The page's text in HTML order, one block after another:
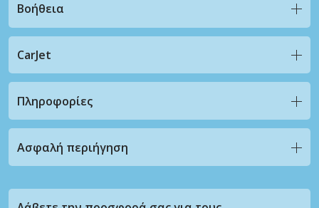
Βοήθεια
CarJet
Πληροφορίες
Ασφαλή περιήγηση